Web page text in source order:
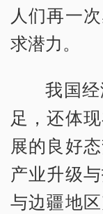
人们再一
求潜力。
我国
足，还体
展的良好
产业升级
与边疆地